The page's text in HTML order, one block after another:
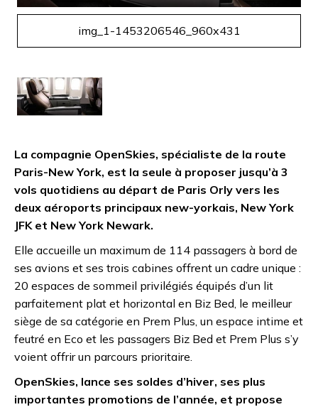
img_1-1453206546_960x431
La compagnie OpenSkies, spécialiste de la route
Paris-New York, est la seule à proposer jusqu’à 3
vols quotidiens au départ de Paris Orly vers les
deux aéroports principaux new-yorkais, New York
JFK et New York Newark.
Elle accueille un maximum de 114 passagers à bord de
ses avions et ses trois cabines offrent un cadre unique :
20 espaces de sommeil privilégiés équipés d’un lit
parfaitement plat et horizontal en Biz Bed, le meilleur
siège de sa catégorie en Prem Plus, un espace intime et
feutré en Eco et les passagers Biz Bed et Prem Plus s’y
voient offrir un parcours prioritaire.
OpenSkies, lance ses soldes d’hiver, ses plus
importantes promotions de l’année, et propose